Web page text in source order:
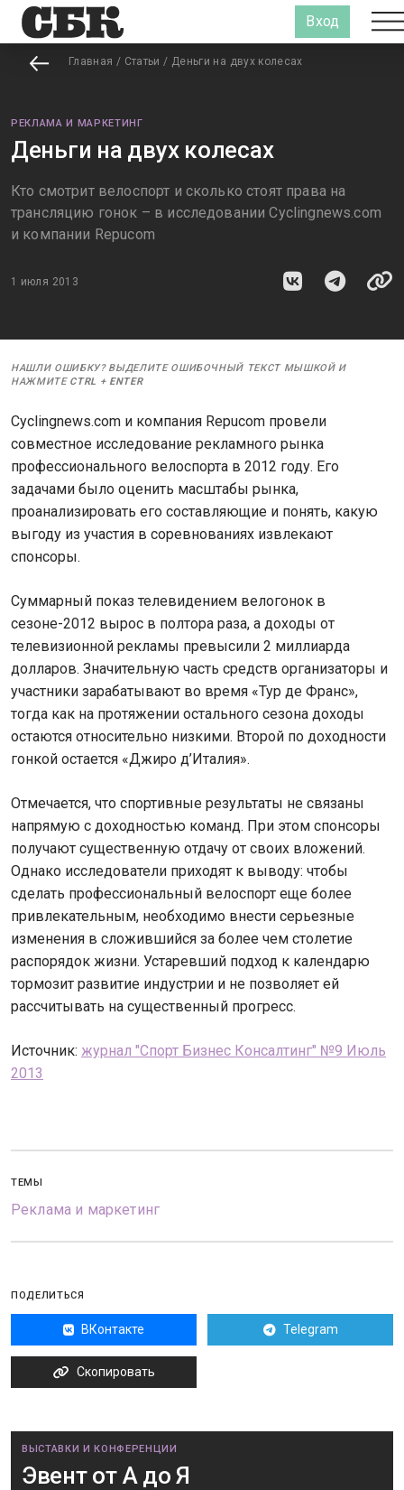
Вход
Главная / Статьи / Деньги на двух колесах
РЕКЛАМА И МАРКЕТИНГ
Деньги на двух колесах
Кто смотрит велоспорт и сколько стоят права на
трансляцию гонок – в исследовании Cyclingnews.com
и компании Repucom
1 июля 2013
НАШЛИ ОШИБКУ? ВЫДЕЛИТЕ ОШИБОЧНЫЙ ТЕКСТ МЫШКОЙ И
НАЖМИТЕ CTRL + ENTER
Cyclingnews.com и компания Repucom провели
совместное исследование рекламного рынка
профессионального велоспорта в 2012 году. Его
задачами было оценить масштабы рынка,
проанализировать его составляющие и понять, какую
выгоду из участия в соревнованиях извлекают
спонсоры.
Суммарный показ телевидением велогонок в
сезоне-2012 вырос в полтора раза, а доходы от
телевизионной рекламы превысили 2 миллиарда
долларов. Значительную часть средств организаторы и
участники зарабатывают во время «Тур де Франс»,
тогда как на протяжении остального сезона доходы
остаются относительно низкими. Второй по доходности
гонкой остается «Джиро д’Италия».
Отмечается, что спортивные результаты не связаны
напрямую с доходностью команд. При этом спонсоры
получают существенную отдачу от своих вложений.
Однако исследователи приходят к выводу: чтобы
сделать профессиональный велоспорт еще более
привлекательным, необходимо внести серьезные
изменения в сложившийся за более чем столетие
распорядок жизни. Устаревший подход к календарю
тормозит развитие индустрии и не позволяет ей
рассчитывать на существенный прогресс.
Источник: журнал "Спорт Бизнес Консалтинг" №9 Июль
2013
ТЕМЫ
Реклама и маркетинг
ПОДЕЛИТЬСЯ
ВКонтакте Telegram
Скопировать
ВЫСТАВКИ И КОНФЕРЕНЦИИ
Эвент от А до Я